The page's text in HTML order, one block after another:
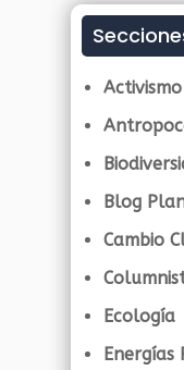
Blog
Cambio
Ecología
Energías